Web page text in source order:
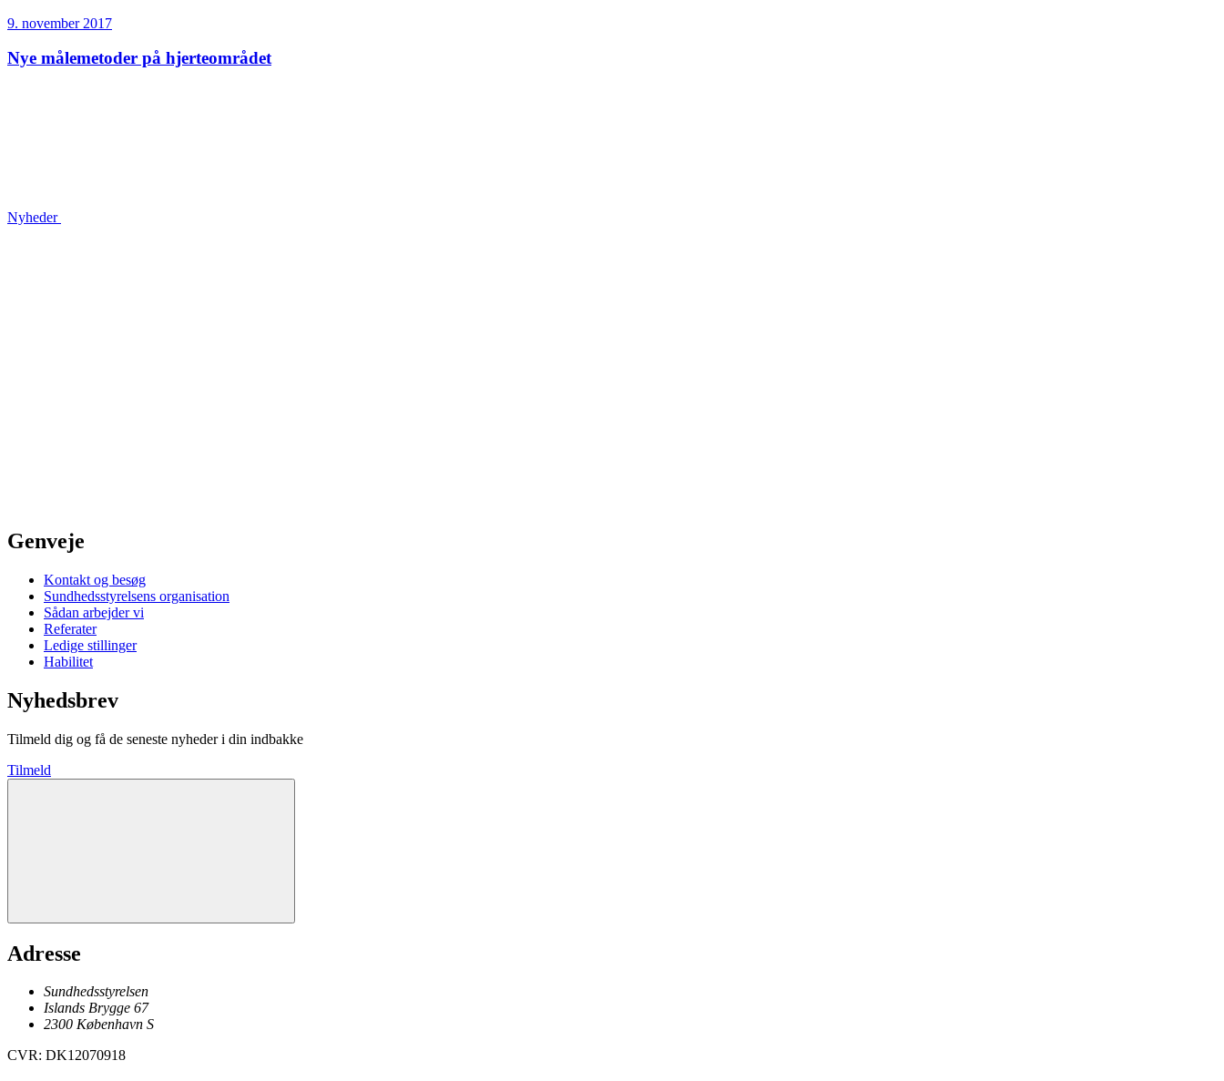
9. november 2017
Nye målemetoder på hjerteområdet
Nyheder
Genveje
Kontakt og besøg
Sundhedsstyrelsens organisation
Sådan arbejder vi
Referater
Ledige stillinger
Habilitet
Nyhedsbrev
Tilmeld dig og få de seneste nyheder i din indbakke
Tilmeld
Adresse
Sundhedsstyrelsen
Islands Brygge 67
2300 København S
CVR: DK12070918